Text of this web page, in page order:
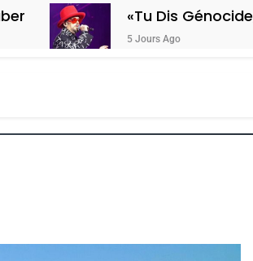
«Tu Dis Génocide, Je Dis
5 Jours Ago